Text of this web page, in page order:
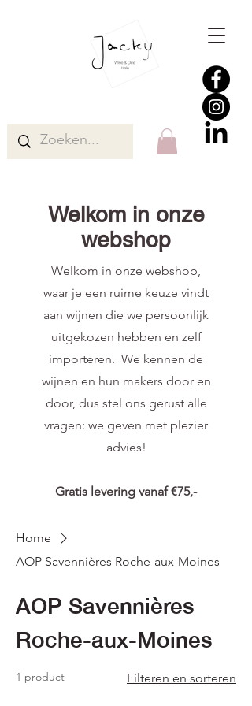
Welkom in onze
webshop
Welkom in onze webshop,
waar je een ruime keuze vindt
aan wijnen die we persoonlijk
uitgekozen hebben en zelf
importeren. We kennen de
wijnen en hun makers door en
door, dus stel ons gerust alle
vragen: we geven met plezier
advies!
Gratis levering vanaf €75,-
Home
AOP Savennières Roche-aux-Moines
AOP Savennières
Roche-aux-Moines
1 product Filteren en sorteren